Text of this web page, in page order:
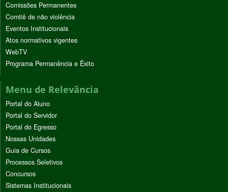
Comissões Permanentes
Comitê de não violência
Eventos Institucionais
Atos normativos vigentes
WebTV
Programa Permanência e Êxito
Menu de Relevância
Portal do Aluno
Portal do Servidor
Portal do Egresso
Nossas Unidades
Guia de Cursos
Processos Seletivos
Concursos
Sistemas Institucionais